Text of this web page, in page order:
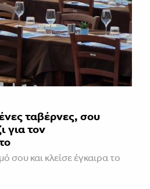
ταβέρνες, σου
για τον
σου και κλείσε έγκαιρα το